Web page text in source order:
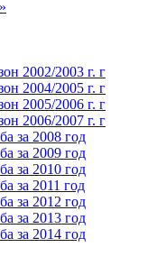
2002/2003 г. г
2004/2005 г. г
2005/2006 г. г
2006/2007 г. г
за 2008 год
за 2009 год
за 2010 год
за 2011 год
за 2012 год
за 2013 год
за 2014 год